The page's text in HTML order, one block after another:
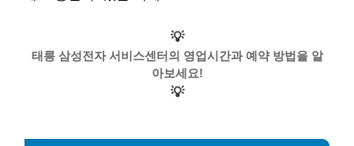
💡
태릉 삼성전자 서비스센터의 영업시간과 예약 방법을 알
아보세요!
💡